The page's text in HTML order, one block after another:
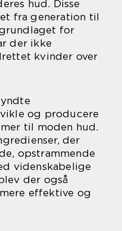
hud. Disse
fra generation til
for
der ikke
kvinder over
og producere
til moden hud.
der
opstrammende
videnskabelige
der også
effektive og